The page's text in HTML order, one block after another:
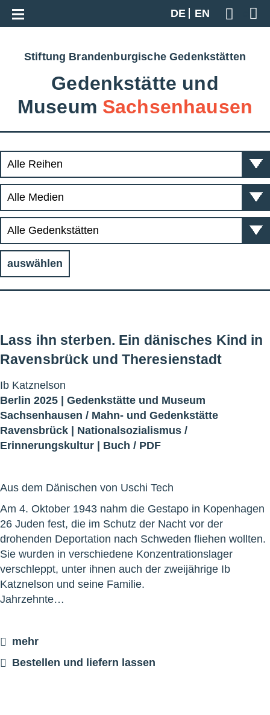
DE
EN
Geben
Zur Gesamtübersicht
Stiftung Brandenburgische Gedenkstätten
Gedenkstätte und
Museum Sachsenhausen
auswählen
Lass ihn sterben. Ein dänisches Kind in
Ravensbrück und Theresienstadt
Ib Katznelson
Berlin 2025 | Gedenkstätte und Museum
Sachsenhausen / Mahn- und Gedenkstätte
Ravensbrück | Nationalsozialismus /
Erinnerungskultur | Buch / PDF
Aus dem Dänischen von Uschi Tech
Am 4. Oktober 1943 nahm die Gestapo in Kopenhagen
26 Juden fest, die im Schutz der Nacht vor der
drohenden Deportation nach Schweden fliehen wollten.
Sie wurden in verschiedene Konzentrationslager
verschleppt, unter ihnen auch der zweijährige Ib
Katznelson und seine Familie.
Jahrzehnte…
mehr
Bestellen und liefern lassen